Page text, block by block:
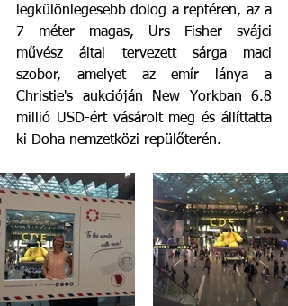
legkülönlegesebb dolog a reptéren, az a
7 méter magas, Urs Fisher svájci
művész által tervezett sárga maci
szobor, amelyet az emír lánya a
Christie's aukcióján New Yorkban 6.8
millió USD-ért vásárolt meg és állíttatta
ki Doha nemzetközi repülőterén.